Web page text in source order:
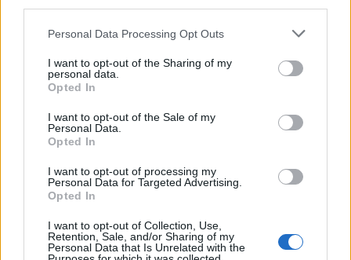
Personal Data Processing Opt Outs
I want to opt-out of the Sharing of my
personal data.
Opted In
I want to opt-out of the Sale of my
Personal Data.
Opted In
I want to opt-out of processing my
Personal Data for Targeted Advertising.
Opted In
I want to opt-out of Collection, Use,
Retention, Sale, and/or Sharing of my
Personal Data that Is Unrelated with the
TI POTREBBE INTERESSARE
Carta docente 2026,
residuo prima della
NEWS SCUOLA